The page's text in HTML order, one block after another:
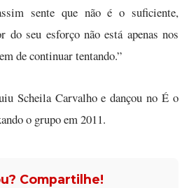
sente que não é o suficiente,
do seu esforço não está apenas nos
de continuar tentando.”
Scheila Carvalho e dançou no É o
o grupo em 2011.
Compartilhe!